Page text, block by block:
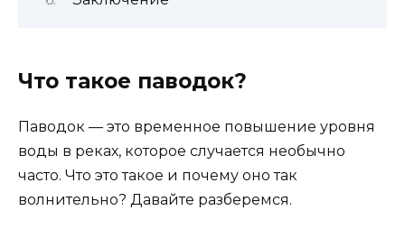
Что такое паводок?
Паводок — это временное повышение уровня
воды в реках, которое случается необычно
часто. Что это такое и почему оно так
волнительно? Давайте разберемся.